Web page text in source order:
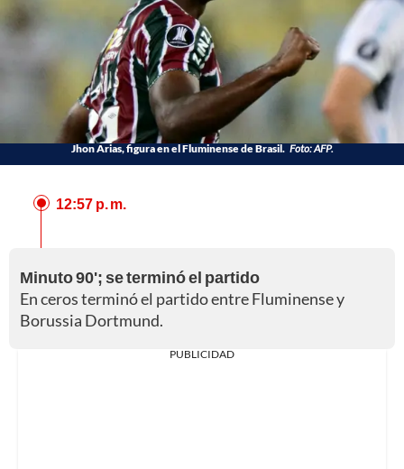
Jhon Arias, figura en el Fluminense de Brasil. Foto: AFP.
12:57 p. m.
Minuto 90'; se terminó el partido
En ceros terminó el partido entre Fluminense y
Borussia Dortmund.
PUBLICIDAD